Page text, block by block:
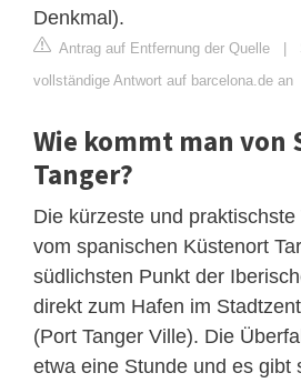
Denkmal).
Antrag auf Entfernung der Quelle |
vollständige Antwort auf barcelona.de an
Wie kommt man von
Tanger?
Die kürzeste und
vom spanischen Küstenort
südlichsten Punkt der
direkt zum Hafen im
(Port Tanger Ville). Die
etwa eine Stunde und es gibt